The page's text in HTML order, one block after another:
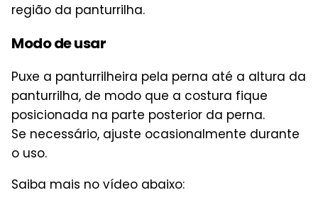
região da panturrilha.
Modo de usar
Puxe a panturrilheira pela perna até a altura da
panturrilha, de modo que a costura fique
posicionada na parte posterior da perna.
Se necessário, ajuste ocasionalmente durante
o uso.
Saiba mais no vídeo abaixo: